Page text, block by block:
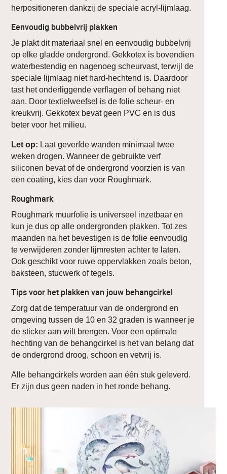
herpositioneren dankzij de speciale acryl-lijmlaag.
Eenvoudig bubbelvrij plakken
Je plakt dit materiaal snel en eenvoudig bubbelvrij
op elke gladde ondergrond. Gekkotex is bovendien
waterbestendig en nagenoeg scheurvast, terwijl de
speciale lijmlaag niet hard-hechtend is. Daardoor
tast het onderliggende verflagen of behang niet
aan. Door textielweefsel is de folie scheur- en
kreukvrij. Gekkotex bevat geen PVC en is dus
beter voor het milieu.
Let op: Laat geverfde wanden minimaal twee
weken drogen. Wanneer de gebruikte verf
siliconen bevat of de ondergrond voorzien is van
een coating, kies dan voor Roughmark.
Roughmark
Roughmark muurfolie is universeel inzetbaar en
kun je dus op alle ondergronden plakken. Tot zes
maanden na het bevestigen is de folie eenvoudig
te verwijderen zonder lijmresten achter te laten.
Ook geschikt voor ruwe oppervlakken zoals beton,
baksteen, stucwerk of tegels.
Tips voor het plakken van jouw behangcirkel
Zorg dat de temperatuur van de ondergrond en
omgeving tussen de 10 en 32 graden is wanneer je
de sticker aan wilt brengen. Voor een optimale
hechting van de behangcirkel is het van belang dat
de ondergrond droog, schoon en vetvrij is.
Alle behangcirkels worden aan één stuk geleverd.
Er zijn dus geen naden in het ronde behang.